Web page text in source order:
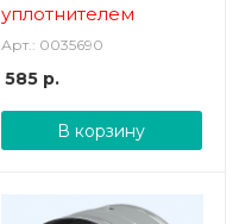
уплотнителем
Арт.: 0035690
585р.
В корзину